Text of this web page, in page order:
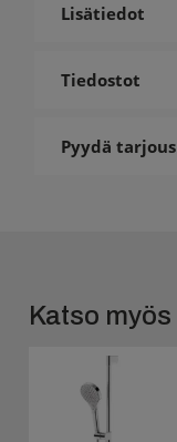
Lisätiedot
Tiedostot
Pyydä tarjous
Katso myös